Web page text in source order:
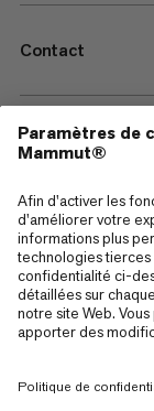
Contact
—
Sitemap
Cookies
Mentions Légales